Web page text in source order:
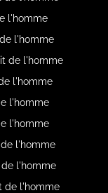
l'homme
l'homme
de l'homme
l'homme
l'homme
l'homme
l'homme
de l'homme
de l'homme